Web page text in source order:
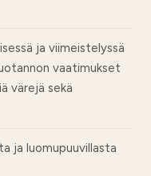
ja viimeistelyssä
vaatimukset
värejä sekä
ja luomupuuvillasta